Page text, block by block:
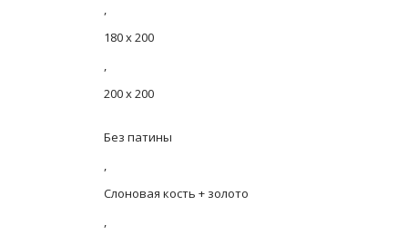
,
180 х 200
,
200 х 200
Без патины
,
Слоновая кость + золото
,